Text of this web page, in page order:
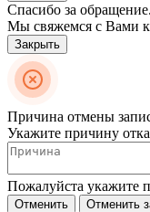
Спасибо за обращение.
Мы свяжемся с Вами
Закрыть
Причина отмены
Укажите причину
Пожалуйста укажите
Отменить Отменить